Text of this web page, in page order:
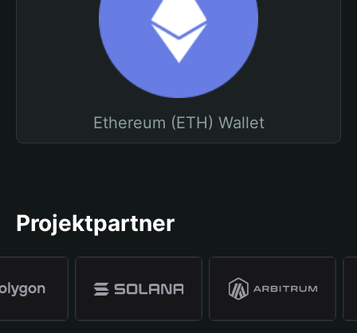
Ethereum (ETH) Wallet
Projektpartner